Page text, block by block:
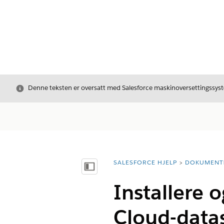
Avslutt
Denne teksten er oversatt med Salesforce
Vis innholdsfortegnelse
Du er her:
SALESFORCE HJELP
Installere
Cloud-